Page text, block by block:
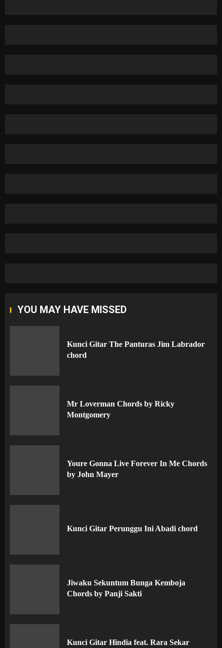
YOU MAY HAVE MISSED
Kunci Gitar The Panturas Jim Labrador
chord
Mr Loverman Chords by Ricky
Montgomery
Youre Gonna Live Forever In Me Chords
by John Mayer
Kunci Gitar Perunggu Ini Abadi chord
Jiwaku Sekuntum Bunga Kemboja
Chords by Panji Sakti
Kunci Gitar Hindia feat. Rara Sekar